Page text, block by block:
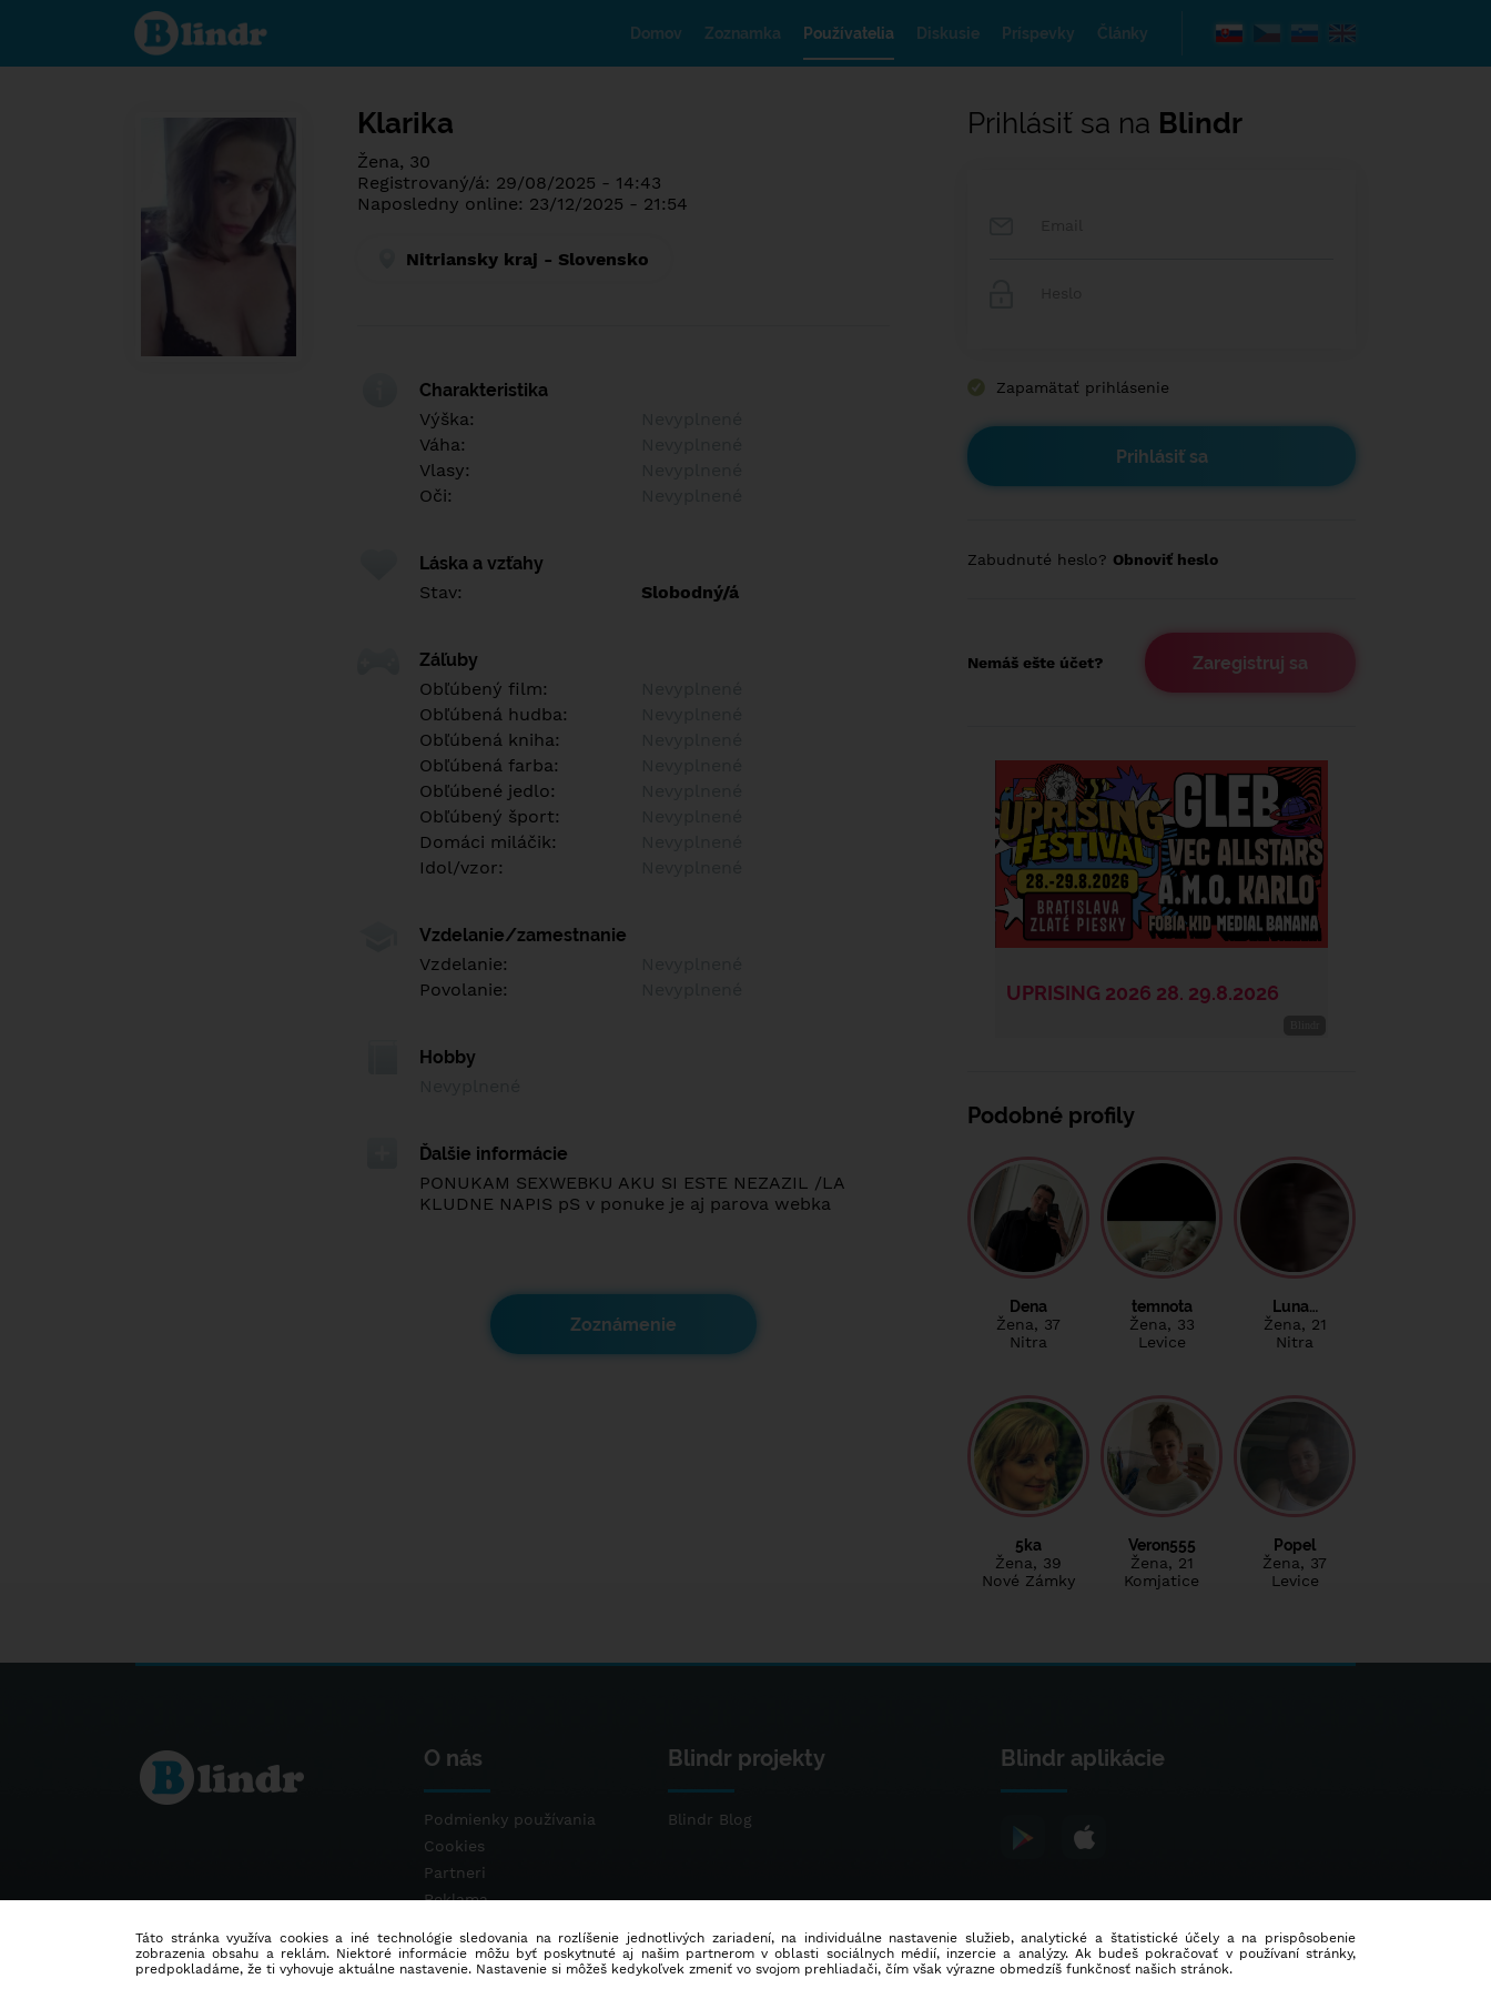
Spoznaj čo je
pod maskou.
Zoznamovacia
Domov Zoznamka Používatelia Diskusie Príspevky Články
Klarika
Žena, 30
Registrovaný/á: 29/08/2025 - 14:43
Naposledny online: 23/12/2025 - 21:54
Nitriansky kraj - Slovensko
Charakteristika
Výška:
Váha:
Vlasy:
Oči:
Láska a vzťahy
Stav:
Slobodný/á
Záľuby
Obľúbený film:
Obľúbená hudba:
Obľúbená kniha:
Obľúbená farba:
Obľúbené jedlo:
Obľúbený šport:
Domáci miláčik:
Idol/vzor:
Vzdelanie/zamestnanie
Vzdelanie:
Povolanie:
Hobby
Ďalšie informácie
PONUKAM SEXWEBKU AKU SI ESTE NEZAZIL /LA
KLUDNE NAPIS pS v ponuke je aj parova webka
Zoznámenie
Prihlásiť sa na Blindr
Zapamätať prihlásenie
Zabudnuté heslo? Obnoviť heslo
Nemáš ešte účet? Zaregistruj sa
Podobné profily
Dena
Žena, 37
Nitra
temnota
Žena, 33
Levice
Luna…
Žena, 21
Nitra
5ka
Žena, 39
Nové Zámky
Veron555
Žena, 21
Komjatice
Popel
Žena, 37
Levice
O nás
Podmienky používania
Cookies
Partneri
Reklama
Blindr projekty
Blindr Blog
Blindr aplikácie
Táto stránka využíva cookies a iné technológie sledovania na rozlíšenie jednotlivých zariadení, na individuálne nastavenie služieb, analytické a štatistické účely a na prispôsobenie
zobrazenia obsahu a reklám. Niektoré informácie môžu byť poskytnuté aj našim partnerom v oblasti sociálnych médií, inzercie a analýzy. Ak budeš pokračovať v používaní stránky,
predpokladáme, že ti vyhovuje aktuálne nastavenie. Nastavenie si môžeš kedykoľvek zmeniť vo svojom prehliadači, čím však výrazne obmedzíš funkčnosť našich stránok.